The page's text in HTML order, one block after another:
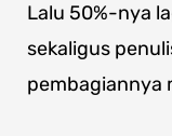
Lalu 50%-nya
sekaligus
pembagiannya